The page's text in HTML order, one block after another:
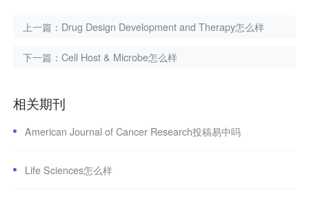
上一篇： Drug Design Development and Therapy怎么样
下一篇：Cell Host & Microbe怎么样
相关期刊
American Journal of Cancer Research投稿易中吗
Life Sciences怎么样